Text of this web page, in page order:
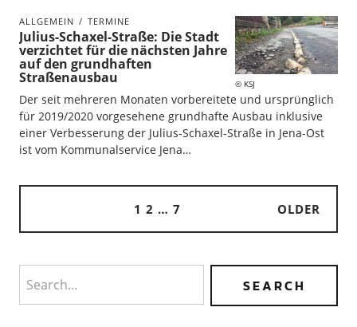
KSJ
ALLGEMEIN TERMINE
Julius-Schaxel-Straße: Die Stadt
verzichtet für die nächsten Jahre
auf den grundhaften
Straßenausbau
Der seit mehreren Monaten vorbereitete und ursprünglich
für 2019/2020 vorgesehene grundhafte Ausbau inklusive
einer Verbesserung der Julius-Schaxel-Straße in Jena-Ost
ist vom Kommunalservice Jena…
1 2 … 7 OLDER